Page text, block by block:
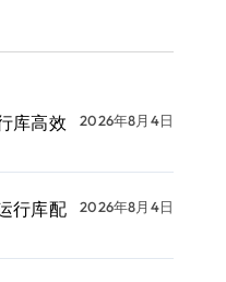
库高效
2026年8月4日
行库配
2026年8月4日